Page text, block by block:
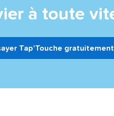
à toute
Tap’Touche gratuitement